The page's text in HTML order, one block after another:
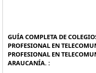
GUÍA COMPLETA DE
PROFESIONAL EN
PROFESIONAL EN
ARAUCANÍA. :